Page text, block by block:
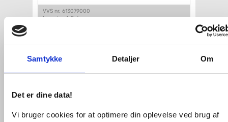
Samtykke Detaljer Om
Det er dine data!
Vi bruger cookies for at optimere din oplevelse ved brug af
VVS nr. 613079000
Levering 1-2 dage